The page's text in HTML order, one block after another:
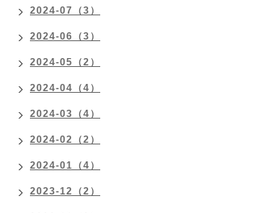
2024-07（3）
2024-06（3）
2024-05（2）
2024-04（4）
2024-03（4）
2024-02（2）
2024-01（4）
2023-12（2）